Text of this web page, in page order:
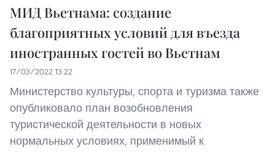
МИД Вьетнама: создание
благоприятных условий для въезда
иностранных гостей во Вьетнам
17/03/2022 13:22
Министерство культуры, спорта и туризма также
опубликовало план возобновления
туристической деятельности в новых
нормальных условиях, применимый к